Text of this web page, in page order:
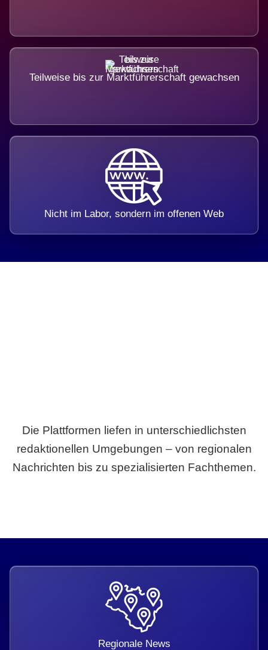
Teilweise bis zur Marktführerschaft gewachsen
Nicht im Labor, sondern im offenen Web
Die Plattformen liefen in unterschiedlichsten
redaktionellen Umgebungen – von regionalen
Nachrichten bis zu spezialisierten Fachthemen.
Regionale News